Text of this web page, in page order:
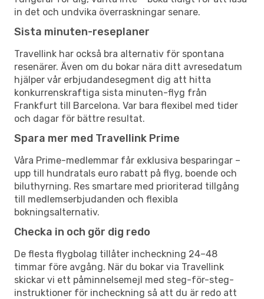
in det och undvika överraskningar senare.
Sista minuten-reseplaner
Travellink har också bra alternativ för spontana
resenärer. Även om du bokar nära ditt avresedatum
hjälper vår erbjudandesegment dig att hitta
konkurrenskraftiga sista minuten-flyg från
Frankfurt till Barcelona. Var bara flexibel med tider
och dagar för bättre resultat.
Spara mer med Travellink Prime
Våra Prime-medlemmar får exklusiva besparingar –
upp till hundratals euro rabatt på flyg, boende och
biluthyrning. Res smartare med prioriterad tillgång
till medlemserbjudanden och flexibla
bokningsalternativ.
Checka in och gör dig redo
De flesta flygbolag tillåter incheckning 24–48
timmar före avgång. När du bokar via Travellink
skickar vi ett påminnelsemejl med steg-för-steg-
instruktioner för incheckning så att du är redo att